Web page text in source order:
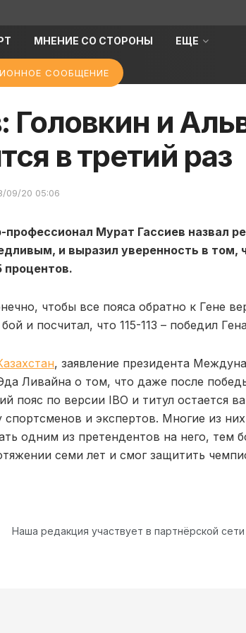
МНЕНИЕ СО СТОРОНЫ ЕЩЕ
СООБЩЕНИЕ
Головкин и
в третий раз
09/20 05:06
профессионал Мурат Гассиев назвал
и выразил уверенность в том,
процентов.
чтобы все пояса обратно к Гене
и посчитал, что 115-113 – победил
, заявление президента
Ливайна о том, что даже после
пояс по версии IBO и титул остается
спортсменов и экспертов. Многие из
одним из претендентов на него, тем
семи лет и смог защитить
Наша редакция участвует в партнёрской сети